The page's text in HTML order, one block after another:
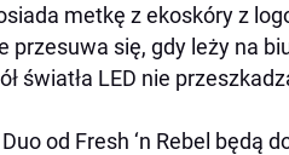
metkę z ekoskóry z
przesuwa się, gdy leży na
światła LED nie
od Fresh ‘n Rebel będą